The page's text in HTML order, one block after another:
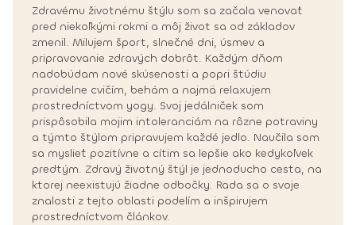
Zdravému životnému štýlu som sa začala venovať
pred niekoľkými rokmi a môj život sa od základov
zmenil. Milujem šport, slnečné dni, úsmev a
pripravovanie zdravých dobrôt. Každým dňom
nadobúdam nové skúsenosti a popri štúdiu
pravidelne cvičím, behám a najmä relaxujem
prostredníctvom yogy. Svoj jedálniček som
prispôsobila mojim intoleranciám na rôzne potraviny
a týmto štýlom pripravujem každé jedlo. Naučila som
sa myslieť pozitívne a cítim sa lepšie ako kedykoľvek
predtým. Zdravý životný štýl je jednoducho cesta, na
ktorej neexistujú žiadne odbočky. Rada sa o svoje
znalosti z tejto oblasti podelím a inšpirujem
prostredníctvom článkov.